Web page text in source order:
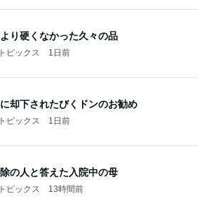
り硬くなかった久々の品
ピックス 1日前
却下されたびくドンのお勧め
ピックス 1日前
の人と答えた入院中の母
ピックス 13時間前